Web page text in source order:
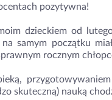
pozytywna!
dzieckiem od
samym początku
rocznym
skuteczną) nauką